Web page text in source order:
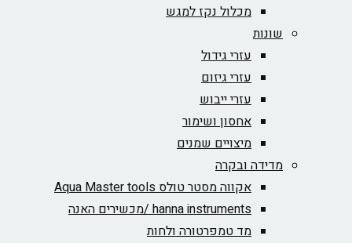
מכלול נקז למגש
עזרי גידול
עזרי גיזום
עזרי ייבוש
אחסון ושימור
מיצויים שמנים
מדידה ובקרה
אקווה מסטר טולס Aqua Master tools
hanna instruments /מכשירים האנה
מד טמפרטורה ולחות